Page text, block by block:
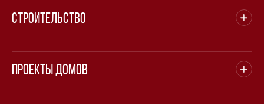
Строительство
Проекты домов